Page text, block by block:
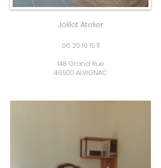
Jolilot Atelier
06 20 10 15 11
​148 Grand Rue
46500 ALVIGNAC